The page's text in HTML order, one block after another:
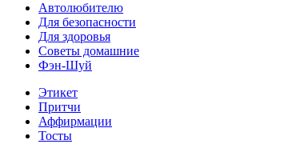
Автолюбителю
Для безопасности
Для здоровья
Советы домашние
Фэн-Шуй
Этикет
Притчи
Аффирмации
Тосты